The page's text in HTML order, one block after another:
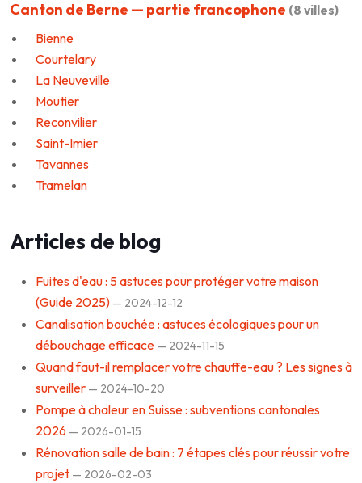
Canton de Berne — partie francophone (8 villes)
Bienne
Courtelary
La Neuveville
Moutier
Reconvilier
Saint-Imier
Tavannes
Tramelan
Articles de blog
Fuites d'eau : 5 astuces pour protéger votre maison
(Guide 2025) — 2024-12-12
Canalisation bouchée : astuces écologiques pour un
débouchage efficace — 2024-11-15
Quand faut-il remplacer votre chauffe-eau ? Les signes à
surveiller — 2024-10-20
Pompe à chaleur en Suisse : subventions cantonales
2026 — 2026-01-15
Rénovation salle de bain : 7 étapes clés pour réussir votre
projet — 2026-02-03